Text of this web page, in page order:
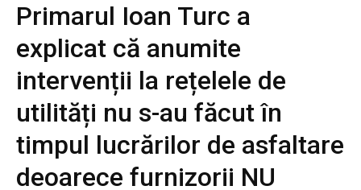
Primarul Ioan Turc a
explicat că anumite
intervenții la rețelele de
utilități nu s-au făcut în
timpul lucrărilor de asfaltare
deoarece furnizorii NU